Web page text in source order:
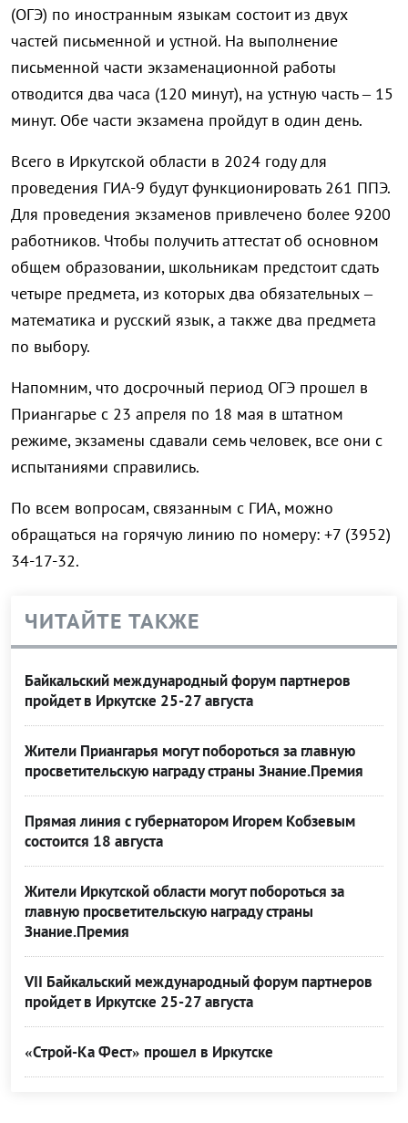
(ОГЭ) по иностранным языкам состоит из двух
частей письменной и устной. На выполнение
письменной части экзаменационной работы
отводится два часа (120 минут), на устную часть – 15
минут. Обе части экзамена пройдут в один день.
Всего в Иркутской области в 2024 году для
проведения ГИА-9 будут функционировать 261 ППЭ.
Для проведения экзаменов привлечено более 9200
работников. Чтобы получить аттестат об основном
общем образовании, школьникам предстоит сдать
четыре предмета, из которых два обязательных –
математика и русский язык, а также два предмета
по выбору.
Напомним, что досрочный период ОГЭ прошел в
Приангарье с 23 апреля по 18 мая в штатном
режиме, экзамены сдавали семь человек, все они с
испытаниями справились.
По всем вопросам, связанным с ГИА, можно
обращаться на горячую линию по номеру: +7 (3952)
34-17-32.
ЧИТАЙТЕ ТАКЖЕ
Байкальский международный форум партнеров
пройдет в Иркутске 25-27 августа
Жители Приангарья могут побороться за главную
просветительскую награду страны Знание.Премия
Прямая линия с губернатором Игорем Кобзевым
состоится 18 августа
Жители Иркутской области могут побороться за
главную просветительскую награду страны
Знание.Премия
VII Байкальский международный форум партнеров
пройдет в Иркутске 25-27 августа
«Строй-Ка Фест» прошел в Иркутске